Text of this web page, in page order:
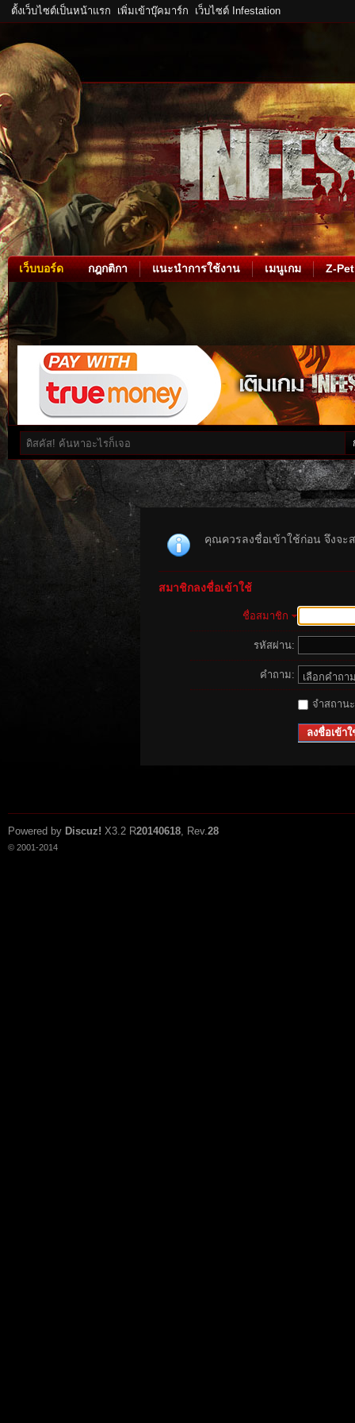
ตั้งเว็บไซต์เป็นหน้าแรก เพิ่มเข้าบุ๊คมาร์ก เว็บไซต์ Infestation
เว็บบอร์ด กฎกติกา แนะนำการใช้งาน เมนูเกม Z-Pet
คุณควรลงชื่อเข้าใช้ก่อน จึงจะ
สมาชิกลงชื่อเข้าใช้
ชื่อสมาชิก
รหัสผ่าน:
คำถาม:
จำสถาน
ลงชื่อเข้าใ
Powered by Discuz! X3.2 R20140618, Rev.28
© 2001-2014